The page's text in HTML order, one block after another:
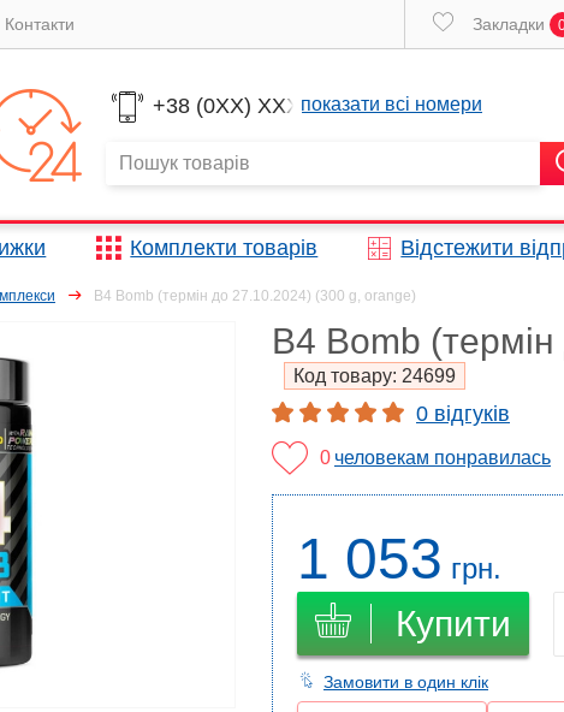
Контакти Закладки
+38 (0XX) XXXпоказати всі номери
Комплекти товарів Відстежити
B4 Bomb (термін до 27.10.2024) (300 g, orange)
B4 Bomb
Код товару: 24699
0 відгуків
0 человекам понравилась
1 053 грн.
Купити
Замовити в один клік